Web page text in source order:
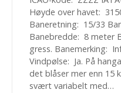
Høyde over havet:
Baneretning: 15/33
Banebredde: 8 meter
gress. Banemerking:
Vindpølse: Ja. På
det blåser mer enn 15
svært variabelt med…